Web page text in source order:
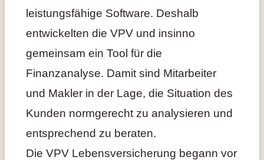
leistungsfähige Software. Deshalb
entwickelten die VPV und insinno
gemeinsam ein Tool für die
Finanzanalyse. Damit sind Mitarbeiter
und Makler in der Lage, die Situation des
Kunden normgerecht zu analysieren und
entsprechend zu beraten.
Die VPV Lebensversicherung begann vor